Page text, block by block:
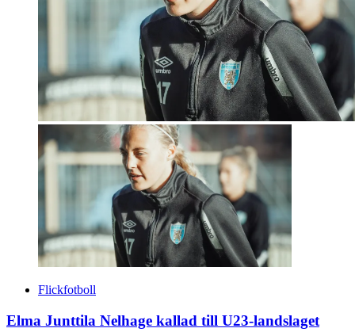
Flickfotboll
Elma Junttila Nelhage kallad till U23-landslaget